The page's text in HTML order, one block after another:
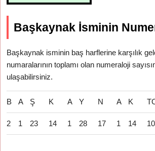
Başkaynak İsminin
Başkaynak isminin baş harflerine karşılık
numaralarının toplamı olan numeraloji
ulaşabilirsiniz.
B A Ş K A Y N A K
2 1 23 14 1 28 17 1 14